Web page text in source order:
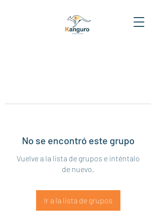
No se encontró este grupo
Vuelve a la lista de grupos e inténtalo
de nuevo.
Ir a la lista de grupos